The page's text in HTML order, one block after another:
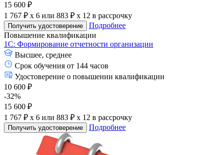
15 600 ₽
1 767 ₽ x 6 или 883 ₽ x 12 в рассрочку
Получить удостоверение
Подробнее
Повышение квалификации
1С: Формирование отчетности организации
Высшее, среднее
Срок обучения от 144 часов
Удостоверение о повышении квалификации
10 600 ₽
-32%
15 600 ₽
1 767 ₽ x 6 или 883 ₽ x 12 в рассрочку
Получить удостоверение Подробнее